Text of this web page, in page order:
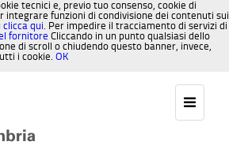
tecnici e, previo tuo consenso, cookie di
integrare funzioni di condivisione dei contenuti sui
clicca qui. Per impedire il tracciamento di servizi di
fornitore Cliccando in un punto qualsiasi dello
di scroll o chiudendo questo banner, invece,
i cookie. OK